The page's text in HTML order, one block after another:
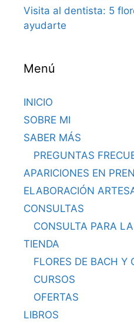
Visita al dentista: 5
ayudarte
Menú
INICIO
SOBRE MI
SABER MÁS
PREGUNTAS
APARICIONES EN
ELABORACIÓN
CONSULTAS
CONSULTA PARA
TIENDA
FLORES DE BACH Y
CURSOS
OFERTAS
LIBROS